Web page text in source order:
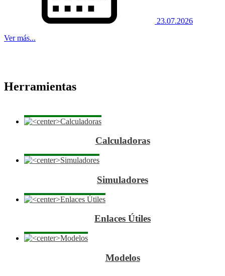
23.07.2026
Ver más...
Herramientas
Calculadoras
Simuladores
Enlaces Útiles
Modelos